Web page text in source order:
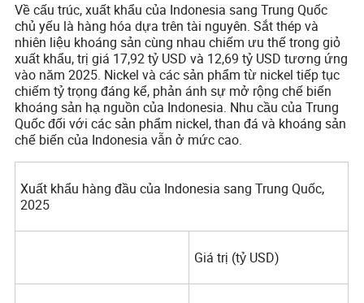
Về cấu trúc, xuất khẩu của Indonesia sang Trung Quốc
chủ yếu là hàng hóa dựa trên tài nguyên. Sắt thép và
nhiên liệu khoáng sản cùng nhau chiếm ưu thế trong giỏ
xuất khẩu, trị giá 17,92 tỷ USD và 12,69 tỷ USD tương ứng
vào năm 2025. Nickel và các sản phẩm từ nickel tiếp tục
chiếm tỷ trọng đáng kể, phản ánh sự mở rộng chế biến
khoáng sản hạ nguồn của Indonesia. Nhu cầu của Trung
Quốc đối với các sản phẩm nickel, than đá và khoáng sản
chế biến của Indonesia vẫn ở mức cao.
Xuất khẩu hàng đầu của Indonesia sang Trung Quốc,
2025
Giá trị (tỷ USD)